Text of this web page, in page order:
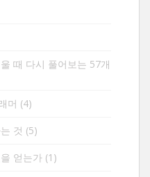
때 다시 풀어보는 57개
머 (4)
것 (5)
얻는가(1)